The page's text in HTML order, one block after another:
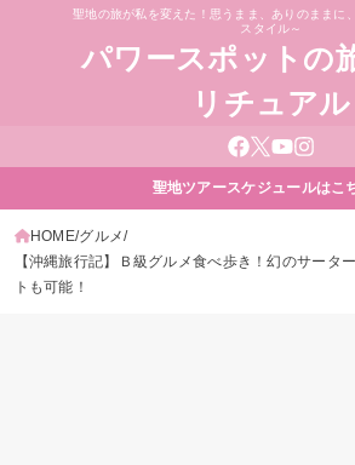
聖地の旅が私を変えた！思うまま、ありのままに
スタイル～
パワースポットの
リチュアル
聖地ツアースケジュールはこ
HOME グルメ
【沖縄旅行記】Ｂ級グルメ食べ歩き！幻のサータ
トも可能！